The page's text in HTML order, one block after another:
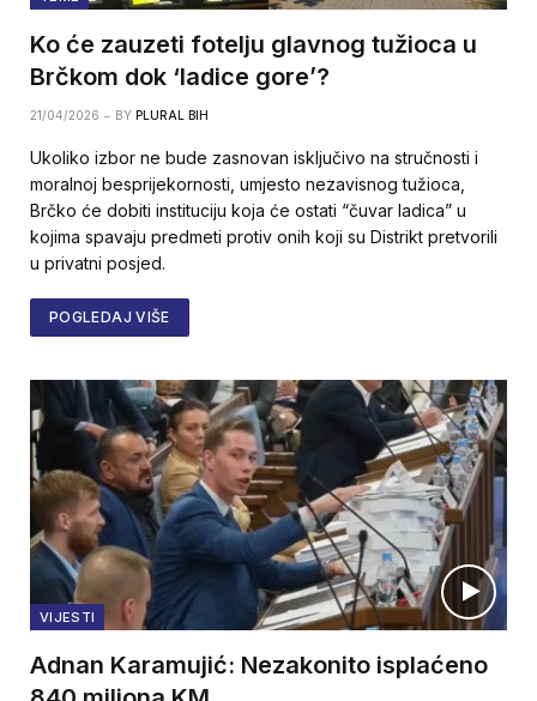
Ko će zauzeti fotelju glavnog tužioca u
Brčkom dok ‘ladice gore’?
21/04/2026 BY PLURAL BIH
Ukoliko izbor ne bude zasnovan isključivo na stručnosti i
moralnoj besprijekornosti, umjesto nezavisnog tužioca,
Brčko će dobiti instituciju koja će ostati “čuvar ladica” u
kojima spavaju predmeti protiv onih koji su Distrikt pretvorili
u privatni posjed.
POGLEDAJ VIŠE
VIJESTI
Adnan Karamujić: Nezakonito isplaćeno